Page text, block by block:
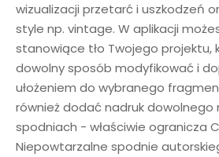
wizualizacji przetarć i uszkodzeń
style np. vintage. W aplikacji
stanowiące tło Twojego projektu,
dowolny sposób modyfikować i
ułożeniem do wybranego
również dodać nadruk dowolnego
spodniach - właściwie ogranicza
Niepowtarzalne spodnie